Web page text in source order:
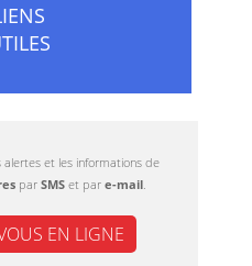
alertes et les informations de
par SMS et par e-mail.
EN LIGNE